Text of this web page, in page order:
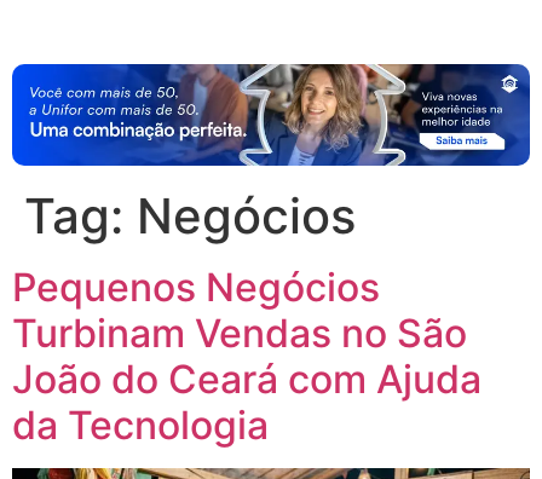
Tag: Negócios
Pequenos Negócios
Turbinam Vendas no São
João do Ceará com Ajuda
da Tecnologia